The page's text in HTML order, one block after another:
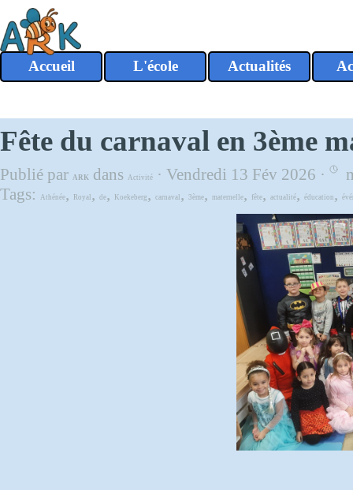
Aller au contenu
Accueil L'école ▼
Actualités
Fête du carnaval en 3ème
Publié par ARK dans Activité · Vendredi 13 Fév 2026 ·
Tags:
Athénée, Royal , de, Koekeberg , carnaval , 3ème, maternelle, fête, actualité, éducation ,